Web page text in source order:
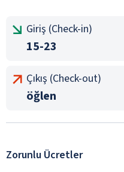
Giriş (Check-in)
15-23
Çıkış (Check-out)
öğlen
Zorunlu Ücretler